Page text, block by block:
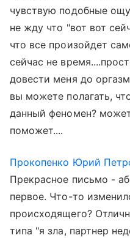
чувствую подобные
не жду что "вот вот
что все произойдет
сейчас не
довести меня до
вы можете полагать,
данный феномен?
поможет....
Прокопенко Юрий
Прекрасное письмо -
первое. Что-то
происходящего?
типа "я зла, партнер